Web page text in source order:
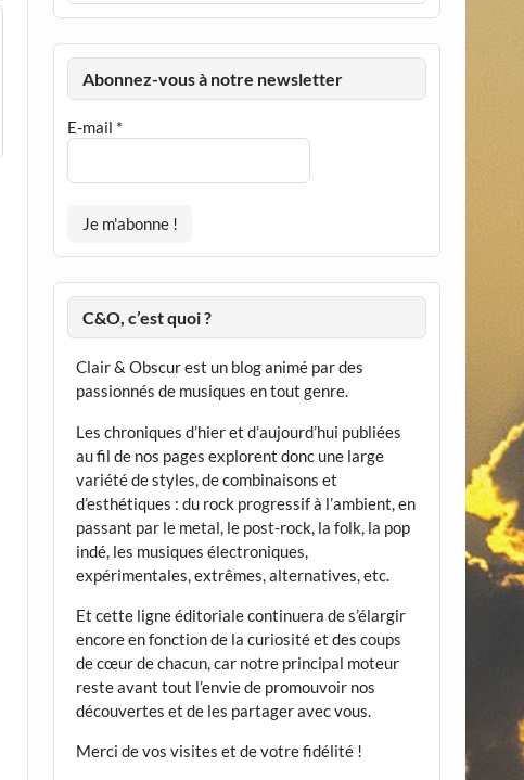
Abonnez-vous à notre newsletter
E-mail *
C&O, c’est quoi ?
Clair & Obscur est un blog animé par des
passionnés de musiques en tout genre.
Les chroniques d’hier et d’aujourd’hui publiées
au fil de nos pages explorent donc une large
variété de styles, de combinaisons et
d’esthétiques : du rock progressif à l’ambient, en
passant par le metal, le post-rock, la folk, la pop
indé, les musiques électroniques,
expérimentales, extrêmes, alternatives, etc.
Et cette ligne éditoriale continuera de s’élargir
encore en fonction de la curiosité et des coups
de cœur de chacun, car notre principal moteur
reste avant tout l’envie de promouvoir nos
découvertes et de les partager avec vous.
Merci de vos visites et de votre fidélité !